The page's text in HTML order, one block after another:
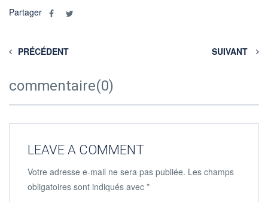
Partager
PRÉCÉDENT SUIVANT
commentaire(0)
LEAVE A COMMENT
Votre adresse e-mail ne sera pas publiée. Les champs
obligatoires sont indiqués avec *